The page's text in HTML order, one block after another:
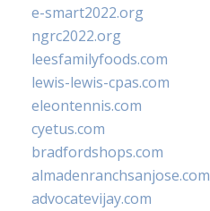
e-smart2022.org
ngrc2022.org
leesfamilyfoods.com
lewis-lewis-cpas.com
eleontennis.com
cyetus.com
bradfordshops.com
almadenranchsanjose.com
advocatevijay.com